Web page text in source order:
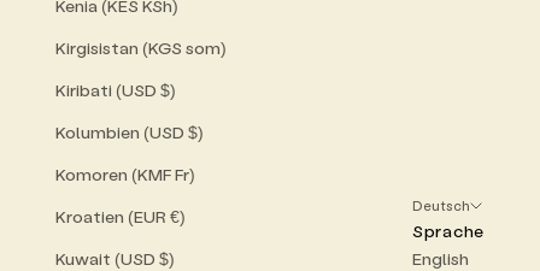
Kenia (KES KSh)
Kirgisistan (KGS som)
Kiribati (USD $)
Kolumbien (USD $)
Komoren (KMF Fr)
Kroatien (EUR €)
Kuwait (USD $)
Deutsch
Sprache
English